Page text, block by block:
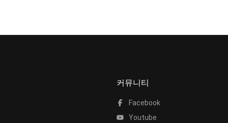
커뮤니티
Facebook
Youtube